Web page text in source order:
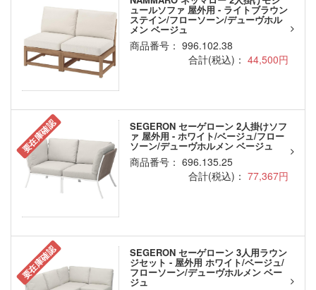
ュールソファ 屋外用 - ライトブラウン
ステイン/フローソーン/デューヴホル
メン ベージュ
商品番号： 996.102.38
合計(税込)： 44,500円
要在庫確認 SEGERON セーゲローン 2人掛けソフ
ァ 屋外用 - ホワイト/ベージュ/フロー
ソーン/デューヴホルメン ベージュ
商品番号： 696.135.25
合計(税込)： 77,367円
要在庫確認 SEGERON セーゲローン 3人用ラウン
ジセット - 屋外用 ホワイト/ベージュ/
フローソーン/デューヴホルメン ベー
ジュ